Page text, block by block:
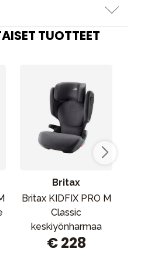
TUOTTEET
Britax
Britax KIDFIX PRO M
Classic
keskiyönharmaa
€ 228